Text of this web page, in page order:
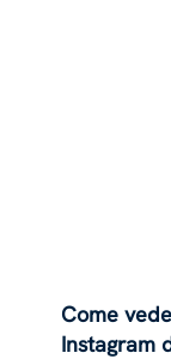
Come
Instagram